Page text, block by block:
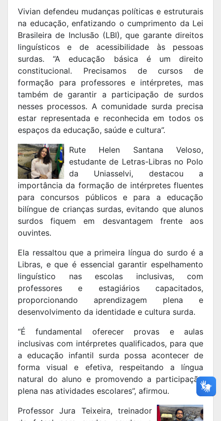
Vivian defendeu mudanças políticas e estruturais
na educação, enfatizando o cumprimento da Lei
Brasileira de Inclusão (LBI), que garante direitos
linguísticos e de acessibilidade às pessoas
surdas. “A educação básica é um direito
constitucional. Precisamos de cursos de
formação para professores e intérpretes, mas
também de garantir a participação de surdos
nesses processos. A comunidade surda precisa
estar representada e reconhecida em todos os
espaços da educação, saúde e cultura”.
Rute Helen Santana Veloso,
estudante de Letras-Libras no Polo
da Uniasselvi, destacou a
importância da formação de intérpretes fluentes
para concursos públicos e para a educação
bilíngue de crianças surdas, evitando que alunos
surdos fiquem em desvantagem frente aos
ouvintes.
Ela ressaltou que a primeira língua do surdo é a
Libras, e que é essencial garantir espelhamento
linguístico nas escolas inclusivas, com
professores e estagiários capacitados,
proporcionando aprendizagem plena e
desenvolvimento da identidade e cultura surda.
“É fundamental oferecer provas e aulas
inclusivas com intérpretes qualificados, para que
a educação infantil surda possa acontecer de
forma visual e efetiva, respeitando a língua
natural do aluno e promovendo a participação
plena nas atividades escolares”, afirmou.
Professor Jura Teixeira, treinador